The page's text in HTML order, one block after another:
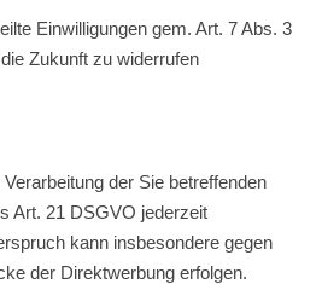
Einwilligungen gem. Art. 7 Abs. 3
Zukunft zu widerrufen
der Sie betreffenden
Art. 21 DSGVO jederzeit
kann insbesondere gegen
der Direktwerbung erfolgen.